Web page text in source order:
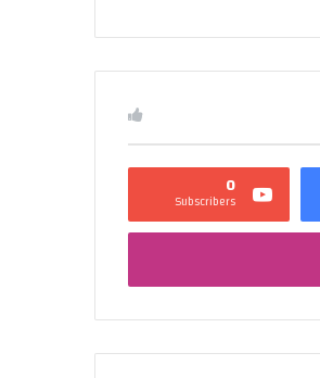
0
Subscribers